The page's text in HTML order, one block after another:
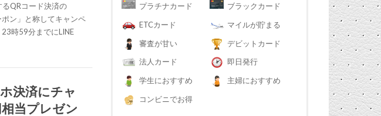
QRコード決済の
ポン」と称してキャンペ
時59分までにLINE
決済にチャ
当プレゼン
プラチナカード
ブラックカード
ETCカード
マイルが貯まる
審査が甘い
デビットカード
法人カード
即日発行
学生におすすめ
主婦におすすめ
コンビニでお得